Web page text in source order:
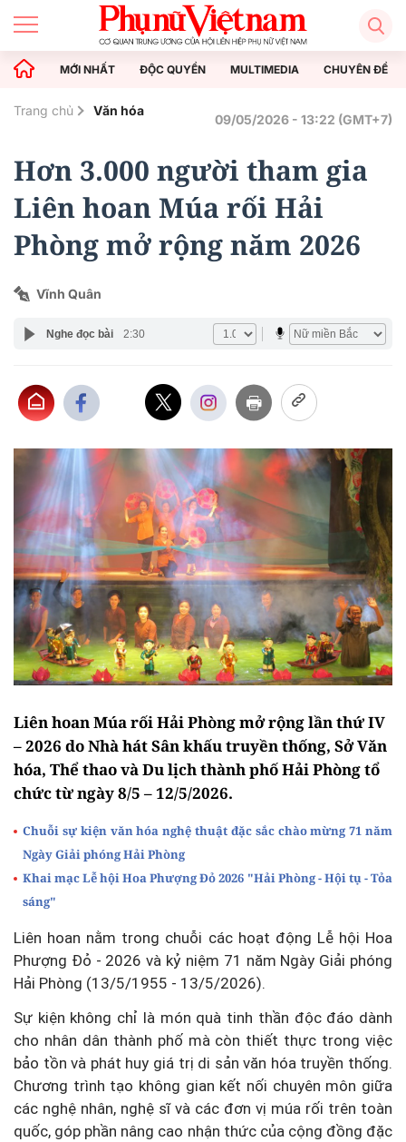
MỚI NHẤT ĐỘC QUYỀN MULTIMEDIA CHUYÊN ĐỀ
Trang chủ Văn hóa
09/05/2026 - 13:22 (GMT+7)
Hơn 3.000 người tham gia
Liên hoan Múa rối Hải
Phòng mở rộng năm 2026
Vĩnh Quân
Nghe đọc bài 2:30
Liên hoan Múa rối Hải Phòng mở rộng lần thứ IV
– 2026 do Nhà hát Sân khấu truyền thống, Sở Văn
hóa, Thể thao và Du lịch thành phố Hải Phòng tổ
chức từ ngày 8/5 – 12/5/2026.
Chuỗi sự kiện văn hóa nghệ thuật đặc sắc chào mừng 71 năm
Ngày Giải phóng Hải Phòng
Khai mạc Lễ hội Hoa Phượng Đỏ 2026 "Hải Phòng - Hội tụ - Tỏa
sáng"
Liên hoan nằm trong chuỗi các hoạt động Lễ hội Hoa
Phượng Đỏ - 2026 và kỷ niệm 71 năm Ngày Giải phóng
Hải Phòng (13/5/1955 - 13/5/2026).
Sự kiện không chỉ là món quà tinh thần độc đáo dành
cho nhân dân thành phố mà còn thiết thực trong việc
bảo tồn và phát huy giá trị di sản văn hóa truyền thống.
Chương trình tạo không gian kết nối chuyên môn giữa
các nghệ nhân, nghệ sĩ và các đơn vị múa rối trên toàn
quốc, góp phần nâng cao nhận thức của cộng đồng đặc